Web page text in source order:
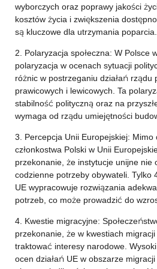
wyborczych oraz poprawy jakości
kosztów życia i zwiększenia
są kluczowe dla utrzymania poparcia.
2. Polaryzacja społeczna: W Polsce
polaryzacja w ocenach sytuacji
różnic w postrzeganiu działań rządu
prawicowych i lewicowych. Ta
stabilność polityczną oraz na
wymaga od rządu umiejętności
3. Percepcja Unii Europejskiej:
członkostwa Polski w Unii
przekonanie, że instytucje unijne nie
codzienne potrzeby obywateli. Tylko
UE wypracowuje rozwiązania
potrzeb, co może prowadzić do
4. Kwestie migracyjne:
przekonanie, że w kwestiach
traktować interesy narodowe.
ocen działań UE w obszarze